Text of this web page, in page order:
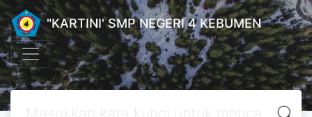
"KARTINI' SMP NEGERI 4 KEBUMEN